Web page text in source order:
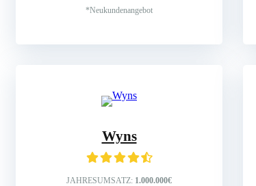
*Neukundenangebot
Wyns
JAHRESUMSATZ: 1.000.000€